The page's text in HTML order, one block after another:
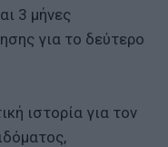
3 μήνες
για το δεύτερο
ιστορία για τον